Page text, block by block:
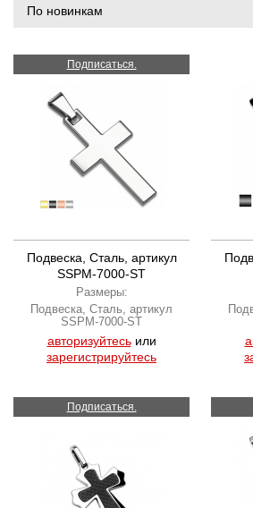
Подписаться.
Подвеска, Сталь, артикул
SSPM-7000-ST
Размеры:
Подвеска, Сталь, артикул
SSPM-7000-ST
авторизуйтесьили
зарегистрируйтесь
Подписаться.